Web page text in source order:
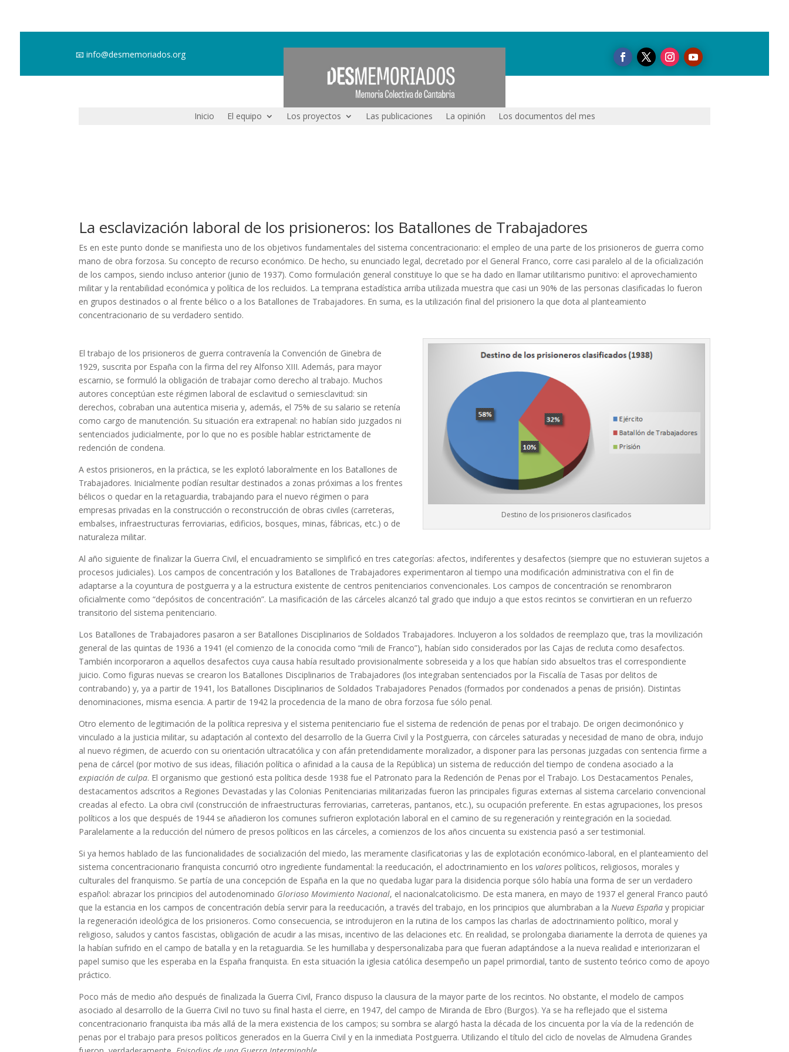
📧info@desmemoriados.org
Inicio El equipo Los proyectos Las publicaciones La opinión Los documentos del mes
La esclavización laboral de los prisioneros: los Batallones de Trabajadores
Es en este punto donde se manifiesta uno de los objetivos fundamentales del sistema concentracionario: el empleo de una parte de los prisioneros de guerra como
mano de obra forzosa. Su concepto de recurso económico. De hecho, su enunciado legal, decretado por el General Franco, corre casi paralelo al de la oficialización
de los campos, siendo incluso anterior (junio de 1937). Como formulación general constituye lo que se ha dado en llamar utilitarismo punitivo: el aprovechamiento
militar y la rentabilidad económica y política de los recluidos. La temprana estadística arriba utilizada muestra que casi un 90% de las personas clasificadas lo fueron
en grupos destinados o al frente bélico o a los Batallones de Trabajadores. En suma, es la utilización final del prisionero la que dota al planteamiento
concentracionario de su verdadero sentido.
Destino de los prisioneros clasificados
El trabajo de los prisioneros de guerra contravenía la Convención de Ginebra de
1929, suscrita por España con la firma del rey Alfonso XIII. Además, para mayor
escarnio, se formuló la obligación de trabajar como derecho al trabajo. Muchos
autores conceptúan este régimen laboral de esclavitud o semiesclavitud: sin
derechos, cobraban una autentica miseria y, además, el 75% de su salario se retenía
como cargo de manutención. Su situación era extrapenal: no habían sido juzgados ni
sentenciados judicialmente, por lo que no es posible hablar estrictamente de
redención de condena.
A estos prisioneros, en la práctica, se les explotó laboralmente en los Batallones de
Trabajadores. Inicialmente podían resultar destinados a zonas próximas a los frentes
bélicos o quedar en la retaguardia, trabajando para el nuevo régimen o para
empresas privadas en la construcción o reconstrucción de obras civiles (carreteras,
embalses, infraestructuras ferroviarias, edificios, bosques, minas, fábricas, etc.) o de
naturaleza militar.
Al año siguiente de finalizar la Guerra Civil, el encuadramiento se simplificó en tres categorías: afectos, indiferentes y desafectos (siempre que no estuvieran sujetos a
procesos judiciales). Los campos de concentración y los Batallones de Trabajadores experimentaron al tiempo una modificación administrativa con el fin de
adaptarse a la coyuntura de postguerra y a la estructura existente de centros penitenciarios convencionales. Los campos de concentración se renombraron
oficialmente como “depósitos de concentración”. La masificación de las cárceles alcanzó tal grado que indujo a que estos recintos se convirtieran en un refuerzo
transitorio del sistema penitenciario.
Los Batallones de Trabajadores pasaron a ser Batallones Disciplinarios de Soldados Trabajadores. Incluyeron a los soldados de reemplazo que, tras la movilización
general de las quintas de 1936 a 1941 (el comienzo de la conocida como “mili de Franco”), habían sido considerados por las Cajas de recluta como desafectos.
También incorporaron a aquellos desafectos cuya causa había resultado provisionalmente sobreseida y a los que habían sido absueltos tras el correspondiente
juicio. Como figuras nuevas se crearon los Batallones Disciplinarios de Trabajadores (los integraban sentenciados por la Fiscalía de Tasas por delitos de
contrabando) y, ya a partir de 1941, los Batallones Disciplinarios de Soldados Trabajadores Penados (formados por condenados a penas de prisión). Distintas
denominaciones, misma esencia. A partir de 1942 la procedencia de la mano de obra forzosa fue sólo penal.
Otro elemento de legitimación de la política represiva y el sistema penitenciario fue el sistema de redención de penas por el trabajo. De origen decimonónico y
vinculado a la justicia militar, su adaptación al contexto del desarrollo de la Guerra Civil y la Postguerra, con cárceles saturadas y necesidad de mano de obra, indujo
al nuevo régimen, de acuerdo con su orientación ultracatólica y con afán pretendidamente moralizador, a disponer para las personas juzgadas con sentencia firme a
pena de cárcel (por motivo de sus ideas, filiación política o afinidad a la causa de la República) un sistema de reducción del tiempo de condena asociado a la
expiación de culpa. El organismo que gestionó esta política desde 1938 fue el Patronato para la Redención de Penas por el Trabajo. Los Destacamentos Penales,
destacamentos adscritos a Regiones Devastadas y las Colonias Penitenciarias militarizadas fueron las principales figuras externas al sistema carcelario convencional
creadas al efecto. La obra civil (construcción de infraestructuras ferroviarias, carreteras, pantanos, etc.), su ocupación preferente. En estas agrupaciones, los presos
políticos a los que después de 1944 se añadieron los comunes sufrieron explotación laboral en el camino de su regeneración y reintegración en la sociedad.
Paralelamente a la reducción del número de presos políticos en las cárceles, a comienzos de los años cincuenta su existencia pasó a ser testimonial.
Si ya hemos hablado de las funcionalidades de socialización del miedo, las meramente clasificatorias y las de explotación económico-laboral, en el planteamiento del
sistema concentracionario franquista concurrió otro ingrediente fundamental: la reeducación, el adoctrinamiento en losvalores políticos, religiosos, morales y
culturales del franquismo. Se partía de una concepción de España en la que no quedaba lugar para la disidencia porque sólo había una forma de ser un verdadero
español: abrazar los principios del autodenominado Glorioso Movimiento Nacional, el nacionalcatolicismo. De esta manera, en mayo de 1937 el general Franco pautó
que la estancia en los campos de concentración debía servir para la reeducación, a través del trabajo, en los principios que alumbraban a laNueva España y propiciar
la regeneración ideológica de los prisioneros. Como consecuencia, se introdujeron en la rutina de los campos las charlas de adoctrinamiento político, moral y
religioso, saludos y cantos fascistas, obligación de acudir a las misas, incentivo de las delaciones etc. En realidad, se prolongaba diariamente la derrota de quienes ya
la habían sufrido en el campo de batalla y en la retaguardia. Se les humillaba y despersonalizaba para que fueran adaptándose a la nueva realidad e interiorizaran el
papel sumiso que les esperaba en la España franquista. En esta situación la iglesia católica desempeño un papel primordial, tanto de sustento teórico como de apoyo
práctico.
Poco más de medio año después de finalizada la Guerra Civil, Franco dispuso la clausura de la mayor parte de los recintos. No obstante, el modelo de campos
asociado al desarrollo de la Guerra Civil no tuvo su final hasta el cierre, en 1947, del campo de Miranda de Ebro (Burgos). Ya se ha reflejado que el sistema
concentracionario franquista iba más allá de la mera existencia de los campos; su sombra se alargó hasta la década de los cincuenta por la vía de la redención de
penas por el trabajo para presos políticos generados en la Guerra Civil y en la inmediata Postguerra. Utilizando el título del ciclo de novelas de Almudena Grandes